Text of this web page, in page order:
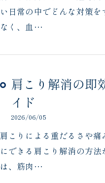
い日常の中でどんな対策
なく、血…
肩こり解消の即
イド
2026/06/05
肩こりによる重だるさや
にできる肩こり解消の方
は、筋肉…